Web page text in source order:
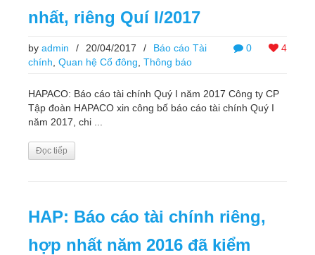
nhất, riêng Quí I/2017
0 4
by admin / 20/04/2017 /
Báo cáo Tài
chính Quan hệ Cổ đông Thông báo
HAPACO: Báo cáo tài chính Quý I năm 2017 Công ty CP
Tập đoàn HAPACO xin công bố báo cáo tài chính Quý I
năm 2017, chi ...
Đọc tiếp
HAP: Báo cáo tài chính riêng,
hợp nhất năm 2016 đã kiểm